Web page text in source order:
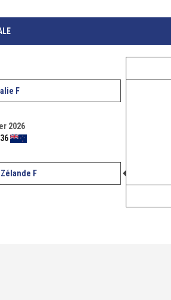
F
2026
36
F